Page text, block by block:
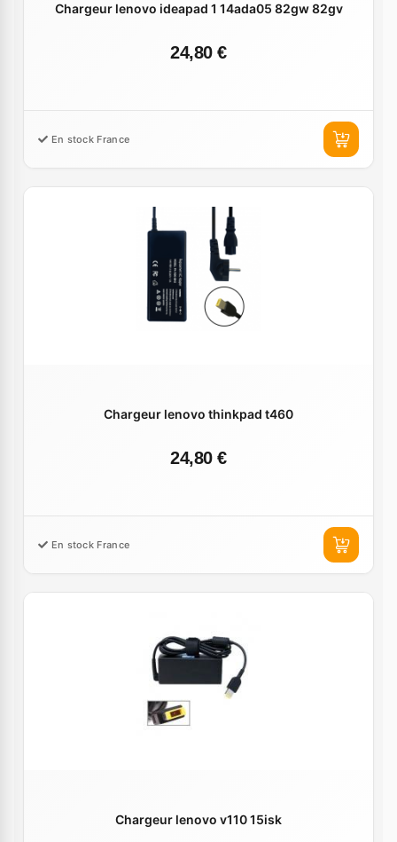
Chargeur lenovo ideapad 1 14ada05 82gw 82gv
24,80 €
En stock France
Chargeur lenovo thinkpad t460
24,80 €
En stock France
Chargeur lenovo v110 15isk